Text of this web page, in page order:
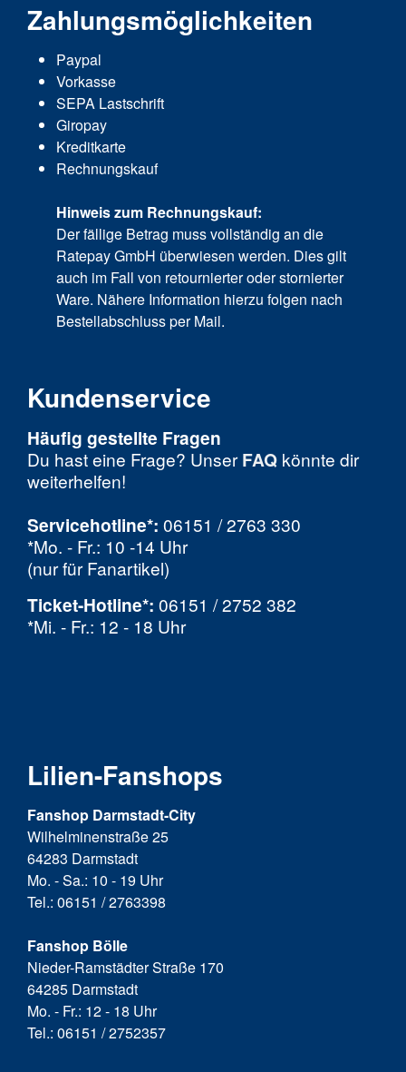
Zahlungsmöglichkeiten
Paypal
Vorkasse
SEPA Lastschrift
Giropay
Kreditkarte
Rechnungskauf
Hinweis zum Rechnungskauf:
Der fällige Betrag muss vollständig an die
Ratepay GmbH überwiesen werden. Dies gilt
auch im Fall von retournierter oder stornierter
Ware. Nähere Information hierzu folgen nach
Bestellabschluss per Mail.
Kundenservice
Häufig gestellte Fragen
Du hast eine Frage? Unser FAQ könnte dir
weiterhelfen!
Servicehotline*: 06151 / 2763 330
*Mo. - Fr.: 10 -14 Uhr
(nur für Fanartikel)
Ticket-Hotline*: 06151 / 2752 382
*Mi. - Fr.: 12 - 18 Uhr
Lilien-Fanshops
Fanshop Darmstadt-City
Wilhelminenstraße 25
64283 Darmstadt
Mo. - Sa.: 10 - 19 Uhr
Tel.: 06151 / 2763398
Fanshop Bölle
Nieder-Ramstädter Straße 170
64285 Darmstadt
Mo. - Fr.: 12 - 18 Uhr
Tel.: 06151 / 2752357